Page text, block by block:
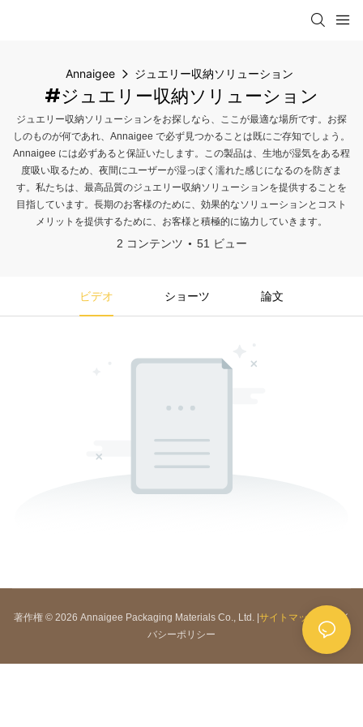
Annaigee ジュエリー収納ソリューション
#ジュエリー収納ソリューション
ジュエリー収納ソリューションをお探しなら、ここが最適な場所です。お探
しのものが何であれ、Annaigee で必ず見つかることは既にご存知でしょう。
Annaigee には必ずあると保証いたします。この製品は、生地が湿気をある程
度吸い取るため、夜間にユーザーが湿っぽく濡れた感じになるのを防ぎま
す。私たちは、最高品質のジュエリー収納ソリューションを提供することを
目指しています。長期のお客様のために、効果的なソリューションとコスト
メリットを提供するために、お客様と積極的に協力していきます。
2 コンテンツ 51 ビュー
ビデオ ショーツ 論文
著作権 © 2026 Annaigee Packaging Materials Co., Ltd. |サイトマップ
プライ
バシーポリシー